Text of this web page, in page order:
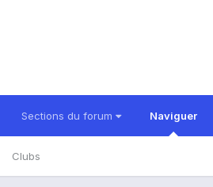
Sections du forum Naviguer
Clubs